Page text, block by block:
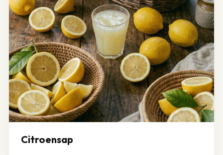
Citroensap